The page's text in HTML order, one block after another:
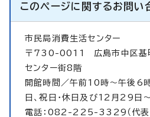
このページに関するお問い
市民局消費生活センター
〒730-0011 広島市中区基
センター街8階
開館時間／午前10時～午後6時
日、祝日・休日及び12月29日
電話：082-225-3329（代表